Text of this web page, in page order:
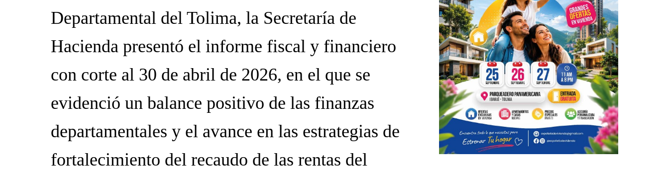
Departamental del Tolima, la Secretaría de
Hacienda presentó el informe fiscal y financiero
con corte al 30 de abril de 2026, en el que se
evidenció un balance positivo de las finanzas
departamentales y el avance en las estrategias de
fortalecimiento del recaudo de las rentas del